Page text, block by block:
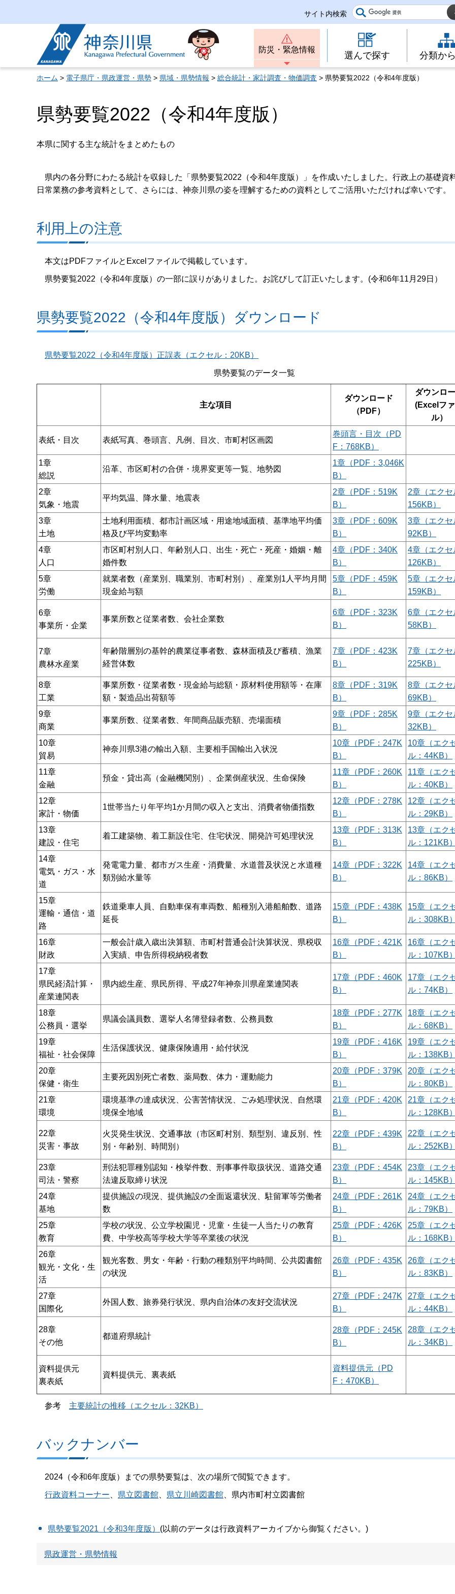
サイト内検索
神奈川県
防災・緊急情報
選んで探す 分類か
ホーム > 電子県庁・県政運営・県勢 > 県域・県勢情報 > 総合統計・家計調査・物価調査 > 県勢要覧2022（令和4年度版）
県勢要覧2022（令和4年度版）
本県に関する主な統計をまとめたもの
県内の各分野にわたる統計を収録した「県勢要覧2022（令和4年度版）」を作成いたしました。行政上の基礎資料
日常業務の参考資料として、さらには、神奈川県の姿を理解するための資料としてご活用いただければ幸いです。
利用上の注意
本文はPDFファイルとExcelファイルで掲載しています。
県勢要覧2022（令和4年度版）の一部に誤りがありました。お詫びして訂正いたします。(令和6年11月29日）
県勢要覧2022（令和4年度版）ダウンロード
県勢要覧2022（令和4年度版）正誤表（エクセル：20KB）
県勢要覧のデータ一覧
主な項目
ダウンロード
（PDF）
ダウンロ
(Excelフ
ル）
表紙・目次 表紙写真、巻頭言、凡例、目次、市町村区画図
巻頭言・目次（PD
F：768KB）
1章
総説
沿革、市区町村の合併・境界変更等一覧、地勢図
1章（PDF：3,046K
B）
2章
気象・地震
平均気温、降水量、地震表
2章（PDF：519K
B）
2章（エクセ
156KB）
3章
土地
土地利用面積、都市計画区域・用途地域面積、基準地平均価
格及び平均変動率
3章（PDF：609K
B）
3章（エクセ
92KB）
4章
人口
市区町村別人口、年齢別人口、出生・死亡・死産・婚姻・離
婚件数
4章（PDF：340K
B）
4章（エクセ
126KB）
5章
労働
就業者数（産業別、職業別、市町村別）、産業別1人平均月間
現金給与額
5章（PDF：459K
B）
5章（エクセ
159KB）
6章
事業所・企業
事業所数と従業者数、会社企業数
6章（PDF：323K
B）
6章（エクセ
58KB）
7章
農林水産業
年齢階層別の基幹的農業従事者数、森林面積及び蓄積、漁業
経営体数
7章（PDF：423K
B）
7章（エクセ
225KB）
8章
工業
事業所数・従業者数・現金給与総額・原材料使用額等・在庫
額・製造品出荷額等
8章（PDF：319K
B）
8章（エクセ
69KB）
9章
商業
事業所数、従業者数、年間商品販売額、売場面積
9章（PDF：285K
B）
9章（エクセ
32KB）
10章
貿易
神奈川県3港の輸出入額、主要相手国輸出入状況
10章（PDF：247K
B）
10章（エク
ル：44KB）
11章
金融
預金・貸出高（金融機関別）、企業倒産状況、生命保険
11章（PDF：260K
B）
11章（エク
ル：40KB）
12章
家計・物価
1世帯当たり年平均1か月間の収入と支出、消費者物価指数
12章（PDF：278K
B）
12章（エク
ル：29KB）
13章
建設・住宅
着工建築物、着工新設住宅、住宅状況、開発許可処理状況
13章（PDF：313K
B）
13章（エク
ル：121KB）
14章
電気・ガス・水
道
発電電力量、都市ガス生産・消費量、水道普及状況と水道種
類別給水量等
14章（PDF：322K
B）
14章（エク
ル：86KB）
15章
運輸・通信・道
路
鉄道乗車人員、自動車保有車両数、船種別入港船舶数、道路
延長
15章（PDF：438K
B）
15章（エク
ル：308KB）
16章
財政
一般会計歳入歳出決算額、市町村普通会計決算状況、県税収
入実績、申告所得税納税者数
16章（PDF：421K
B）
16章（エク
ル：107KB）
17章
県民経済計算・
産業連関表
県内総生産、県民所得、平成27年神奈川県産業連関表
17章（PDF：460K
B）
17章（エク
ル：74KB）
18章
公務員・選挙
県議会議員数、選挙人名簿登録者数、公務員数
18章（PDF：277K
B）
18章（エク
ル：68KB）
19章
福祉・社会保障
生活保護状況、健康保険適用・給付状況
19章（PDF：416K
B）
19章（エク
ル：138KB）
20章
保健・衛生
主要死因別死亡者数、薬局数、体力・運動能力
20章（PDF：379K
B）
20章（エク
ル：80KB）
21章
環境
環境基準の達成状況、公害苦情状況、ごみ処理状況、自然環
境保全地域
21章（PDF：420K
B）
21章（エク
ル：128KB）
22章
災害・事故
火災発生状況、交通事故（市区町村別、類型別、違反別、性
別・年齢別、時間別）
22章（PDF：439K
B）
22章（エク
ル：252KB）
23章
司法・警察
刑法犯罪種別認知・検挙件数、刑事事件取扱状況、道路交通
法違反取締り状況
23章（PDF：454K
B）
23章（エク
ル：145KB）
24章
基地
提供施設の現況、提供施設の全面返還状況、駐留軍等労働者
数
24章（PDF：261K
B）
24章（エク
ル：79KB）
25章
教育
学校の状況、公立学校園児・児童・生徒一人当たりの教育
費、中学校高等学校大学等卒業後の状況
25章（PDF：426K
B）
25章（エク
ル：168KB）
26章
観光・文化・生
活
観光客数、男女・年齢・行動の種類別平均時間、公共図書館
の状況
26章（PDF：435K
B）
26章（エク
ル：83KB）
27章
国際化
外国人数、旅券発行状況、県内自治体の友好交流状況
27章（PDF：247K
B）
27章（エク
ル：44KB）
28章
その他
都道府県統計
28章（PDF：245K
B）
28章（エク
ル：34KB）
資料提供元
裏表紙
資料提供元、裏表紙
資料提供元（PD
F：470KB）
参考 主要統計の推移（エクセル：32KB）
バックナンバー
2024（令和6年度版）までの県勢要覧は、次の場所で閲覧できます。
行政資料コーナー 県立図書館 県立川崎図書館 、県内市町村立図書館
県勢要覧2021（令和3年度版） (以前のデータは行政資料アーカイブから御覧ください。)
県政運営・県勢情報